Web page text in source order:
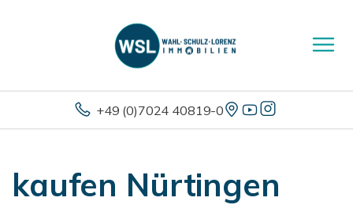
+49 (0)7024 40819-0
kaufen Nürtingen